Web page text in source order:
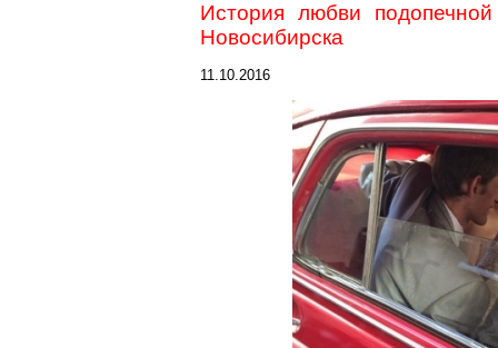
История любви
Новосибирска
11.10.2016